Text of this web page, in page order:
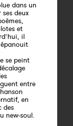
dans un
deux
et
il
se peint
entre
en
des
new-soul.